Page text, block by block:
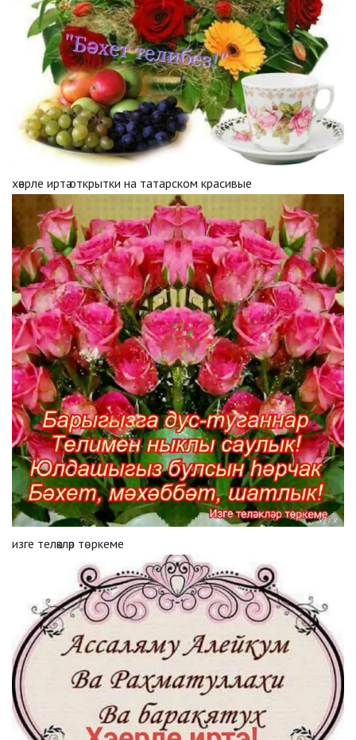
хәерле иртә открытки на татарском красивые
изге теләкләр төркеме